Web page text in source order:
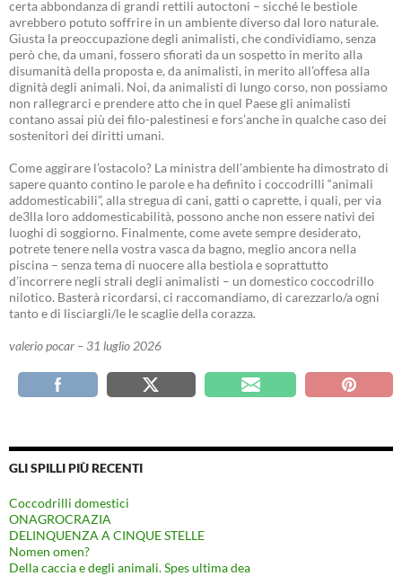
certa abbondanza di grandi rettili autoctoni – sicché le bestiole
avrebbero potuto soffrire in un ambiente diverso dal loro naturale.
Giusta la preoccupazione degli animalisti, che condividiamo, senza
però che, da umani, fossero sfiorati da un sospetto in merito alla
disumanità della proposta e, da animalisti, in merito all’offesa alla
dignità degli animali. Noi, da animalisti di lungo corso, non possiamo
non rallegrarci e prendere atto che in quel Paese gli animalisti
contano assai più dei filo-palestinesi e fors’anche in qualche caso dei
sostenitori dei diritti umani.
Come aggirare l’ostacolo? La ministra dell’ambiente ha dimostrato di
sapere quanto contino le parole e ha definito i coccodrilli “animali
addomesticabili”, alla stregua di cani, gatti o caprette, i quali, per via
de3lla loro addomesticabilità, possono anche non essere nativi dei
luoghi di soggiorno. Finalmente, come avete sempre desiderato,
potrete tenere nella vostra vasca da bagno, meglio ancora nella
piscina – senza tema di nuocere alla bestiola e soprattutto
d’incorrere negli strali degli animalisti – un domestico coccodrillo
nilotico. Basterà ricordarsi, ci raccomandiamo, di carezzarlo/a ogni
tanto e di lisciargli/le le scaglie della corazza.
valerio pocar – 31 luglio 2026
GLI SPILLI PIÙ RECENTI
Coccodrilli domestici
ONAGROCRAZIA
DELINQUENZA A CINQUE STELLE
Nomen omen?
Della caccia e degli animali. Spes ultima dea